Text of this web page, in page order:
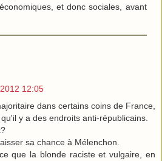
et donc sociales, avant
12:05
dans certains coins de France,
y a des endroits anti-républicains.
sa chance à Mélenchon.
que la blonde raciste et vulgaire, en